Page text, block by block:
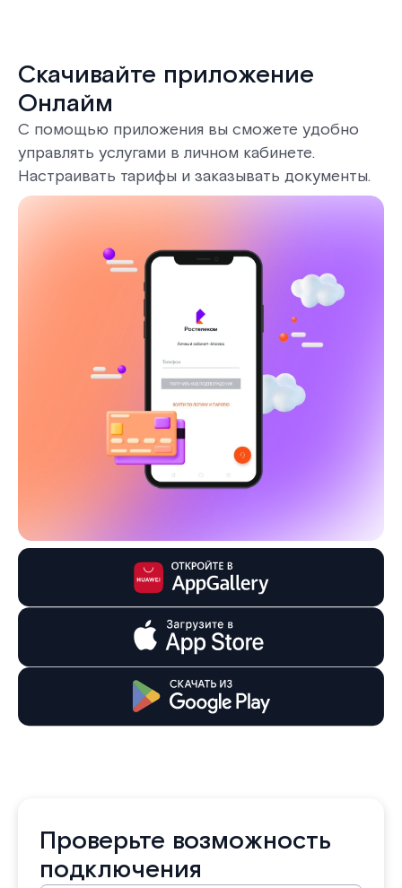
Скачивайте приложение
Онлайм
С помощью приложения вы сможете удобно
управлять услугами в личном кабинете.
Настраивать тарифы и заказывать документы.
Проверьте возможность
подключения